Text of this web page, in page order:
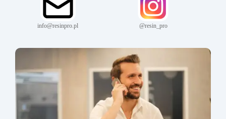
info@resinpro.pl @resin_pro